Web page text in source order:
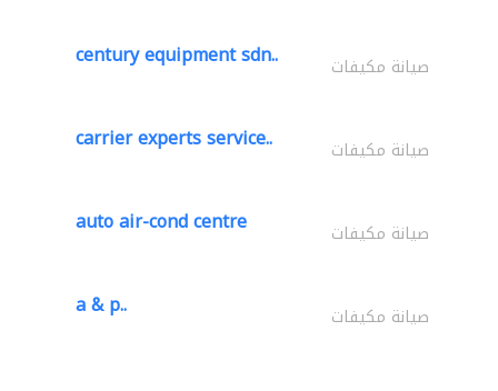
century equipment sdn.. صيانة مكيفات
carrier experts service.. صيانة مكيفات
auto air-cond centre صيانة مكيفات
a & p.. صيانة مكيفات